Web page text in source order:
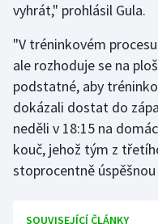
Rychlobruslení
Rychlostní kanoistika
Short track
Sportovní střelba
Stolní tenis
vyhrát," prohlásil Gula.
"V tréninkovém
ale rozhoduje se na
podstatné, aby
dokázali dostat do
neděli v 18:15 na
kouč, jehož tým z
stoprocentně
SOUVISEJÍCÍ ČLÁNKY